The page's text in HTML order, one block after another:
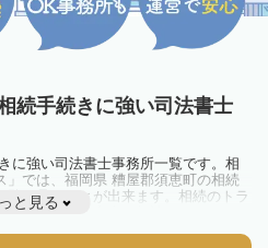
続手続きに強い司法書士
に強い司法書士事務所一覧です。相
」では、福岡県 糟屋郡須恵町の相続
で見ることが出来ます。相続のトラ
度近隣の司法書士に相談してみましょ
と見る